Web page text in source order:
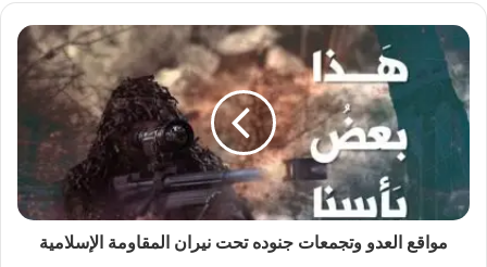
مواقع العدو وتجمعات جنوده تحت نيران المقاومة الإسلامية